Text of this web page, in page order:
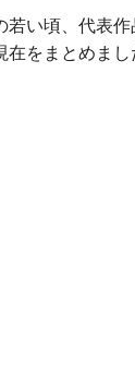
い頃、代表
をまとめまし